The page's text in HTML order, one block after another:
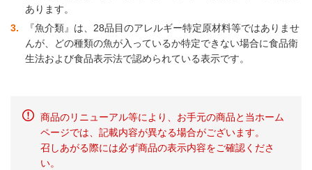
あります。
3
『魚介類』は、28品目のアレルギー特定原材料等ではありませ
んが、どの種類の魚が入っているか特定できない場合に食品衛
生法および食品表示法で認められている表示です。
商品のリニューアル等により、お手元の商品と当ホーム
ページでは、記載内容が異なる場合がございます。
召しあがる際には必ず商品の表示内容をご確認くださ
い。